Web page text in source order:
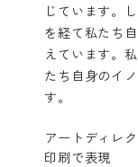
じています。
を経て私たち
えています。
たち自身のイ
す。
アートディレ
印刷で表現